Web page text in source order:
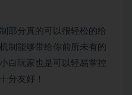
部分真的可以很轻松的给
制能够带给你前所未有的
白玩家也是可以轻易掌控
分友好！